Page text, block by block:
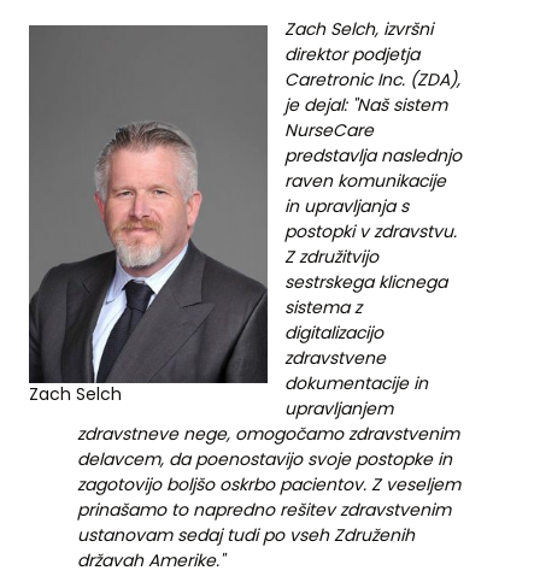
Zach Selch
Zach Selch, izvršni
direktor podjetja
Caretronic Inc. (ZDA),
je dejal: "Naš sistem
NurseCare
predstavlja naslednjo
raven komunikacije
in upravljanja s
postopki v zdravstvu.
Z združitvijo
sestrskega klicnega
sistema z
digitalizacijo
zdravstvene
dokumentacije in
upravljanjem
zdravstneve nege, omogočamo zdravstvenim
delavcem, da poenostavijo svoje postopke in
zagotovijo boljšo oskrbo pacientov. Z veseljem
prinašamo to napredno rešitev zdravstvenim
ustanovam sedaj tudi po vseh Združenih
državah Amerike."